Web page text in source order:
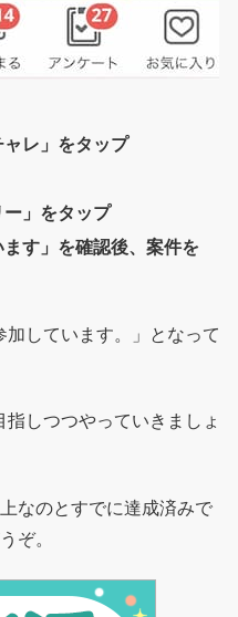
レ」をタップ
」をタップ
ます」を確認後、案件を
加しています。」となって
しつつやっていきましょ
なのとすでに達成済みで
ぞ。